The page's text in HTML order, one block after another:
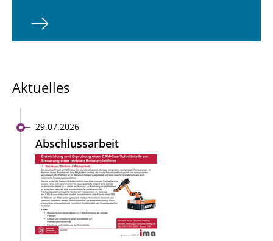
Aktuelles
29.07.2026
Abschlussarbeit